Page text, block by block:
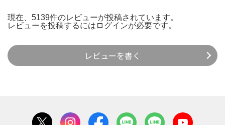
現在、5139件のレビューが投稿されています。
レビューを投稿するには ログインが必要です。
レビューを書く